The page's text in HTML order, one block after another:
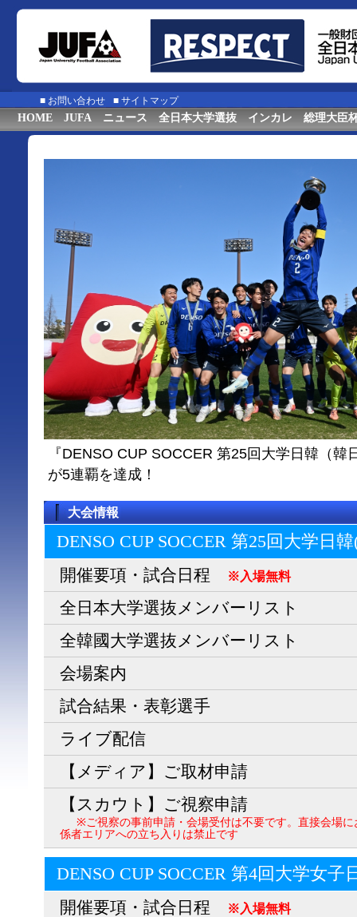
■ お問い合わせ ■ サイトマップ
HOME JUFA ニュース 全日本大学選抜 インカレ 総理大臣
『DENSO CUP SOCCER 第25回大学日韓（
が5連覇を達成！
大会情報
DENSO CUP SOCCER 第25回大学日
開催要項・試合日程 ※入場無料
全日本大学選抜メンバーリスト
全韓國大学選抜メンバーリスト
会場案内
試合結果・表彰選手
ライブ配信
【メディア】ご取材申請
【スカウト】ご視察申請
※ご視察の事前申請・会場受付は不要です。直接会場
係者エリアへの立ち入りは禁止です
DENSO CUP SOCCER 第4回大学女子
開催要項・試合日程 ※入場無料